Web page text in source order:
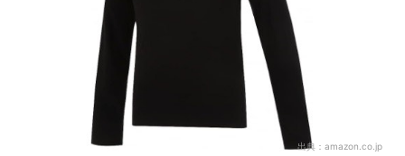
出典： amazon.co.jp